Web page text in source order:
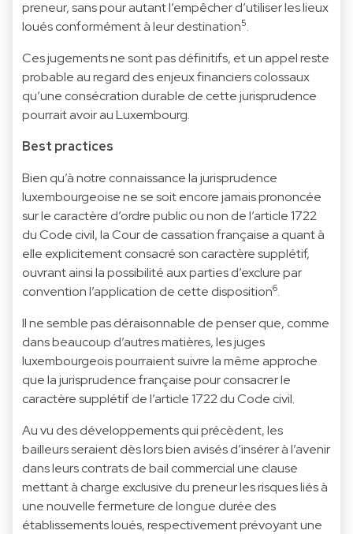
preneur, sans pour autant l’empêcher d’utiliser les lieux
loués conformément à leur destination5.
Ces jugements ne sont pas définitifs, et un appel reste
probable au regard des enjeux financiers colossaux
qu’une consécration durable de cette jurisprudence
pourrait avoir au Luxembourg.
Best practices
Bien qu’à notre connaissance la jurisprudence
luxembourgeoise ne se soit encore jamais prononcée
sur le caractère d’ordre public ou non de l’article 1722
du Code civil, la Cour de cassation française a quant à
elle explicitement consacré son caractère supplétif,
ouvrant ainsi la possibilité aux parties d’exclure par
convention l’application de cette disposition6.
Il ne semble pas déraisonnable de penser que, comme
dans beaucoup d’autres matières, les juges
luxembourgeois pourraient suivre la même approche
que la jurisprudence française pour consacrer le
caractère supplétif de l’article 1722 du Code civil.
Au vu des développements qui précèdent, les
bailleurs seraient dès lors bien avisés d’insérer à l’avenir
dans leurs contrats de bail commercial une clause
mettant à charge exclusive du preneur les risques liés à
une nouvelle fermeture de longue durée des
établissements loués, respectivement prévoyant une